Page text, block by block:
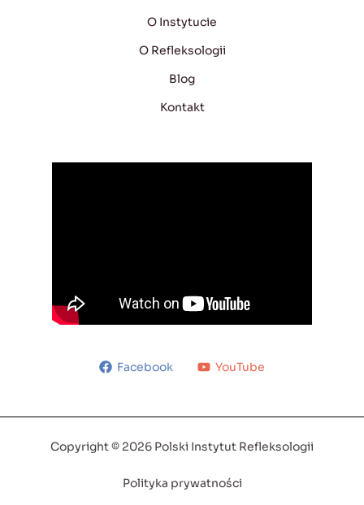
O Instytucie
O Refleksologii
Blog
Kontakt
Facebook YouTube
Copyright © 2026 Polski Instytut Refleksologii
Polityka prywatności